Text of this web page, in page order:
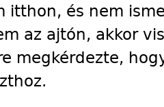
itthon, és nem
az ajtón, akkor
megkérdezte,